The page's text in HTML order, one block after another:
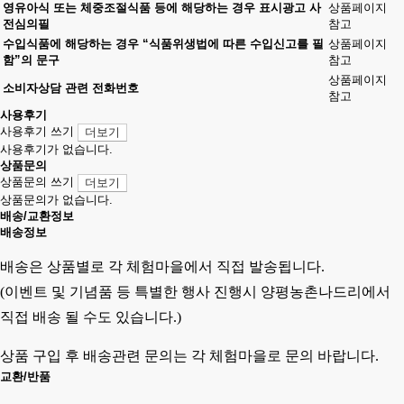
영유아식 또는 체중조절식품 등에 해당하는 경우 표시광고 사
전심의필
상품페이지
참고
수입식품에 해당하는 경우 “식품위생법에 따른 수입신고를 필
함”의 문구
상품페이지
참고
소비자상담 관련 전화번호
상품페이지
참고
사용후기
사용후기 쓰기
더보기
사용후기가 없습니다.
상품문의
상품문의 쓰기
더보기
상품문의가 없습니다.
배송/교환정보
배송정보
배송은 상품별로 각 체험마을에서 직접 발송됩니다.
(이벤트 및 기념품 등 특별한 행사 진행시 양평농촌나드리에서
직접 배송 될 수도 있습니다.)
상품 구입 후 배송관련 문의는 각 체험마을로 문의 바랍니다.
교환/반품